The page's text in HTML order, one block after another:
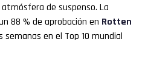
de suspenso. La
88 % de aprobación en Rotten
semanas en el Top 10 mundial